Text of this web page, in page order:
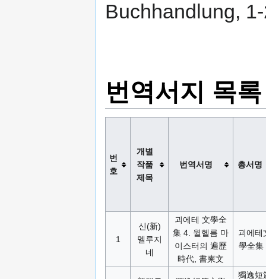
Buchhandlung,
번역서지 목록
번
호
개별
작품
제목
번역서명 총서명
1
신(新)
멜루지
네
괴에테 文學全
集 4. 윌헬름 마
이스터의 遍歷
時代, 書柬文
괴에테
學全集
獨逸短